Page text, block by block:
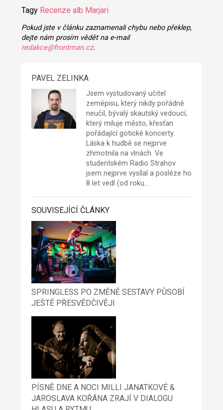
Tagy Recenze alb Marjari
Pokud jste v článku zaznamenali chybu nebo překlep,
dejte nám prosím vědět na e-mail
redakce@frontman.cz.
PAVEL ZELINKA
Jsem vystudovaný učitel
zeměpisu, který nikdy pořádně
neučil, bývalý skautský vedoucí,
který miluje město, křesťan
pořádající gotické koncerty.
Láska k hudbě se nejprve
zhmotnila na vlnách. Ve
studentském Radio Strahov
jsem nejprve vysílal a posléze ho
8 let vedl (od roku…
SOUVISEJÍCÍ ČLÁNKY
SPRINGLESS PO ZMĚNĚ SESTAVY PŮSOBÍ
JEŠTĚ PŘESVĚDČIVĚJI
PÍSNĚ DNE A NOCI MILLI JANATKOVÉ &
JAROSLAVA KOŘÁNA ZRAJÍ V DIALOGU